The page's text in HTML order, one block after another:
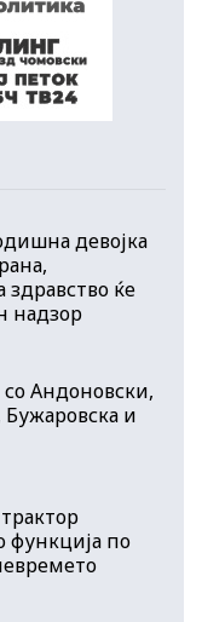
девојка
ќе
надзор
Андоновски,
Бужаровска и
функција по